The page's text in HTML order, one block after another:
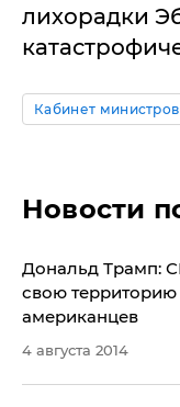
лихорадки
Кабинет министров
Новости
Дональд Трамп:
свою
американцев
4 августа 2014